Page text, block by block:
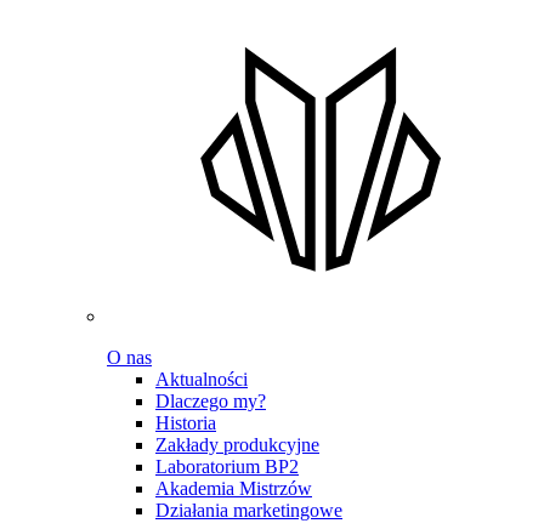
O nas
Aktualności
Dlaczego my?
Historia
Zakłady produkcyjne
Laboratorium BP2
Akademia Mistrzów
Działania marketingowe